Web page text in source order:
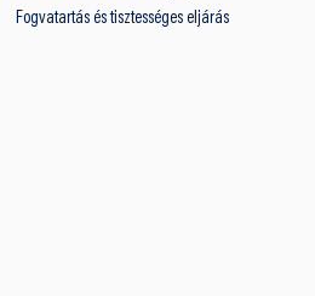
Fogvatartás és tisztességes eljárás